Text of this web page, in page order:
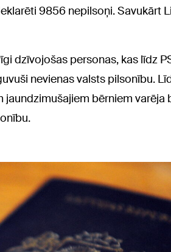
9856 nepilsoņi. Savukārt
dzīvojošas personas, kas līdz
nevienas valsts pilsonību.
jaundzimušajiem bērniem varēja